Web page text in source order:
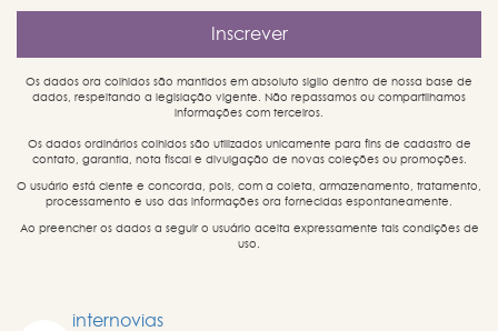
Os dados ora colhidos são mantidos em absoluto sigilo dentro de nossa base de
dados, respeitando a legislação vigente. Não repassamos ou compartilhamos
informações com terceiros.
Os dados ordinários colhidos são utilizados unicamente para fins de cadastro de
contato, garantia, nota fiscal e divulgação de novas coleções ou promoções.
O usuário está ciente e concorda, pois, com a coleta, armazenamento, tratamento,
processamento e uso das informações ora fornecidas espontaneamente.
Ao preencher os dados a seguir o usuário aceita expressamente tais condições de
uso.
internovias